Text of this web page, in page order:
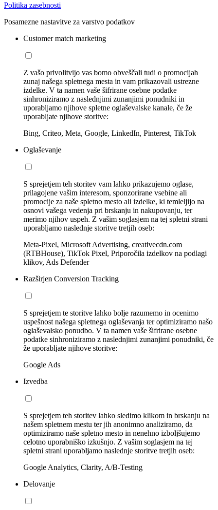
Politika zasebnosti
Posamezne nastavitve za varstvo podatkov
Customer match marketing
Z vašo privolitvijo vas bomo obveščali tudi o promocijah
zunaj našega spletnega mesta in vam prikazovali ustrezne
izdelke. V ta namen vaše šifrirane osebne podatke
sinhroniziramo z naslednjimi zunanjimi ponudniki in
uporabljamo njihove spletne oglaševalske kanale, če že
uporabljate njihove storitve:
Bing, Criteo, Meta, Google, LinkedIn, Pinterest, TikTok
Oglaševanje
S sprejetjem teh storitev vam lahko prikazujemo oglase,
prilagojene vašim interesom, sponzorirane vsebine ali
promocije za naše spletno mesto ali izdelke, ki temleljijo na
osnovi vašega vedenja pri brskanju in nakupovanju, ter
merimo njihov uspeh. Z vašim soglasjem na tej spletni strani
uporabljamo naslednje storitve tretjih oseb:
Meta-Pixel, Microsoft Advertising, creativecdn.com
(RTBHouse), TikTok Pixel, Priporočila izdelkov na podlagi
klikov, Ads Defender
Razširjen Conversion Tracking
S sprejetjem te storitve lahko bolje razumemo in ocenimo
uspešnost našega spletnega oglaševanja ter optimiziramo našo
oglaševalsko ponudbo. V ta namen vaše šifrirane osebne
podatke sinhroniziramo z naslednjimi zunanjimi ponudniki, če
že uporabljate njihove storitve:
Google Ads
Izvedba
S sprejetjem teh storitev lahko sledimo klikom in brskanju na
našem spletnem mestu ter jih anonimno analiziramo, da
optimiziramo naše spletno mesto in nenehno izboljšujemo
celotno uporabniško izkušnjo. Z vašim soglasjem na tej
spletni strani uporabljamo naslednje storitve tretjih oseb:
Google Analytics, Clarity, A/B-Testing
Delovanje